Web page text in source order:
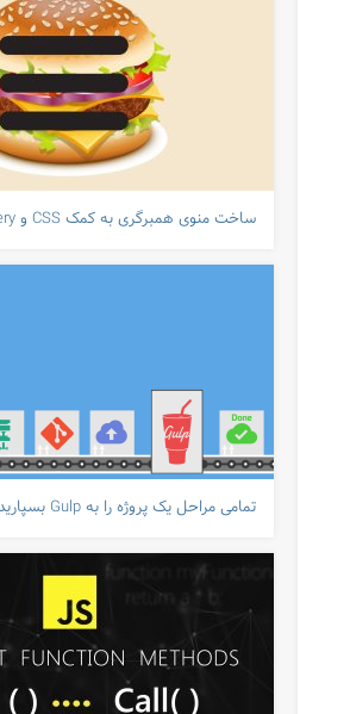
ساخت منوی همبرگری به کمک CSS و JQuery
تمامی مراحل یک پروژه را به Gulp بسپارید